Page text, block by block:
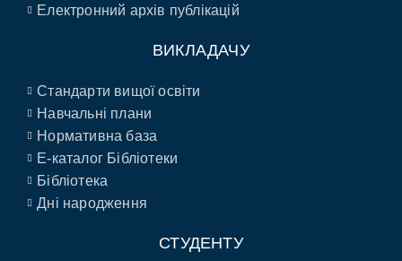
Електронний архів публікацій
ВИКЛАДАЧУ
Стандарти вищої освіти
Навчальні плани
Нормативна база
E-каталог Бібліотеки
Бібліотека
Дні народження
СТУДЕНТУ